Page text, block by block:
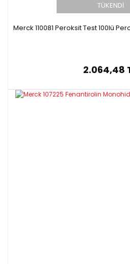
TÜKENDİ
Merck 110081 Peroksit Test 100lü
2.064,48